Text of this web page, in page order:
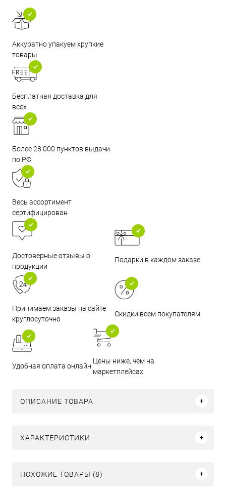
Аккуратно упакуем хрупкие
товары
Бесплатная доставка для
всех
Более 28 000 пунктов выдачи
по РФ
Весь ассортимент
сертифицирован
Достоверные отзывы о
продукции
Подарки в каждом заказе
Принимаем заказы на сайте
круглосуточно
Скидки всем покупателям
Удобная оплата онлайн
Цены ниже, чем на
маркетплейсах
ОПИСАНИЕ ТОВАРА
ХАРАКТЕРИСТИКИ
ПОХОЖИЕ ТОВАРЫ (8)